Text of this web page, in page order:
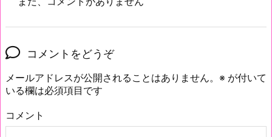
コメントをどうぞ
メールアドレスが公開されることはありません。 ※ が付いて
いる欄は必須項目です
コメント